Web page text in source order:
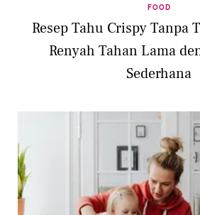
FOOD
Resep Tahu Crispy Tanpa
Renyah Tahan Lama
Sederhana